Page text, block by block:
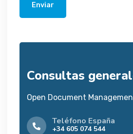
Enviar
Consultas
Open Document
Teléfono España
+34 605 074 544